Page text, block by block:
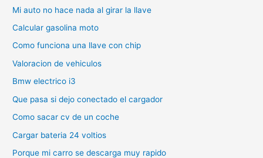
Mi auto no hace nada al girar la llave
Calcular gasolina moto
Como funciona una llave con chip
Valoracion de vehiculos
Bmw electrico i3
Que pasa si dejo conectado el cargador
Como sacar cv de un coche
Cargar bateria 24 voltios
Porque mi carro se descarga muy rapido